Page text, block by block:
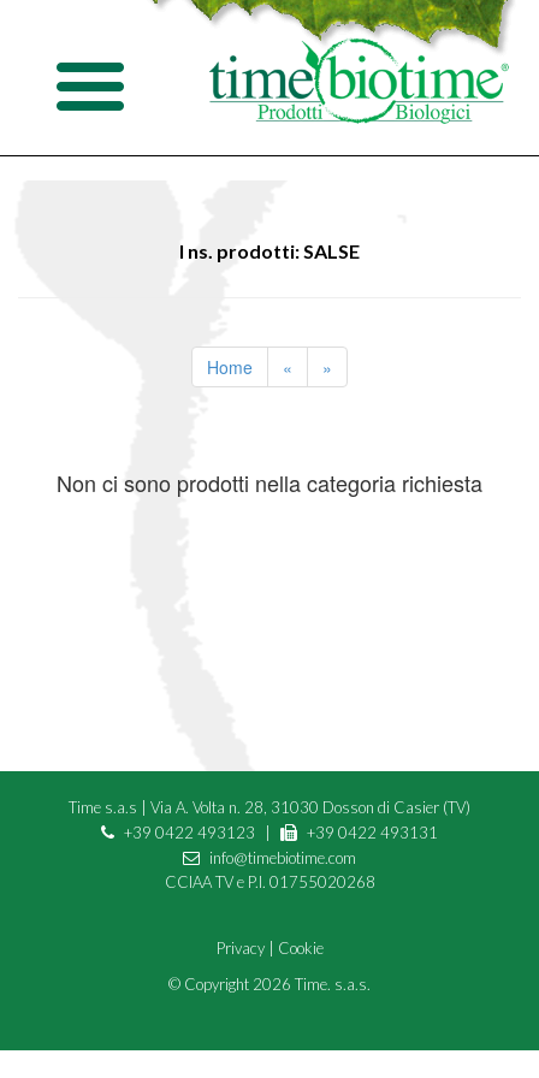
I ns. prodotti: SALSE
Home « »
Non ci sono prodotti nella categoria richiesta
Time s.a.s
Via A. Volta n. 28, 31030 Dosson di Casier (TV)
+39 0422 493123
+39 0422 493131
info@timebiotime.com
CCIAA TV e P.I. 01755020268
Privacy
Cookie
© Copyright 2026 Time. s.a.s.